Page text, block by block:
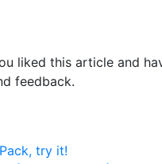
liked this article and
feedback.